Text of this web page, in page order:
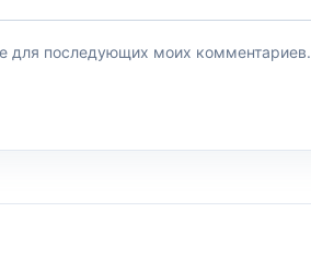
для последующих моих комментариев.